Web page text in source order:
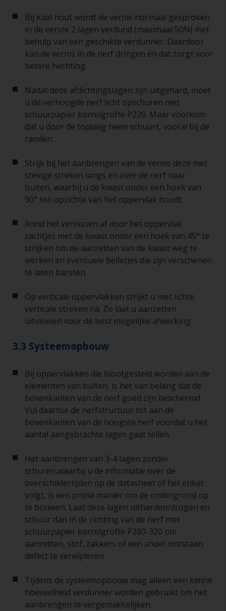
Bij kaal hout wordt de vernis normaal gesproken
in de eerste 2 lagen verdund (maximaal 50%) met
behulp van een geschikte verdunner. Daardoor
kan de vernis in de nerf dringen en dat zorgt voor
betere hechting.
Nadat deze afdichtingslagen zijn uitgehard, moet
u de verhoogde nerf licht opschuren met
schuurpapier korrelgrofte P220. Maar voorkom
dat u door de toplaag heen schuurt, vooral bij de
randen.
Strijk bij het aanbrengen van de vernis deze met
stevige streken langs en over de nerf naar
buiten, waarbij u de kwast onder een hoek van
90° ten opzichte van het oppervlak houdt.
Rond het vernissen af door het oppervlak
zachtjes met de kwast onder een hoek van 45° te
strijken om de aanzetten van de kwast weg te
werken en eventuele belletjes die zijn verschenen
te laten barsten.
Op verticale oppervlakken strijkt u met lichte
verticale streken na. Zo laat u aanzetten
uitvloeien voor de best mogelijke afwerking.
3.3 Systeemopbouw
Bij oppervlakken die blootgesteld worden aan de
elementen van buiten, is het van belang dat de
bovenkanten van de nerf goed zijn beschermd.
Vul daartoe de nerfstructuur tot aan de
bovenkanten van de hoogste nerf voordat u het
aantal aangebrachte lagen gaat tellen.
Het aanbrengen van 3-4 lagen zonder
schuren,waarbij u de informatie over de
overschildertijden op de datasheet of het etiket
volgt, is een prima manier om de ondergrond op
te bouwen. Laat deze lagen uitharden/drogen en
schuur dan in de richting van de nerf met
schuurpapier korrelgrofte P280-320 om
aanzetten, stof, zakkers of een ander ontstaan
defect te verwijderen.
Tijdens de systeemopbouw mag alleen een kleine
hoeveelheid verdunner worden gebruikt om het
aanbrengen te vergemakkelijken.